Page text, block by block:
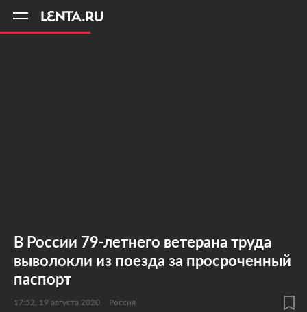
В России 79-летнего ветерана труда
выволокли из поезда за просроченный
паспорт
17:52, 19 августа 2020 Россия